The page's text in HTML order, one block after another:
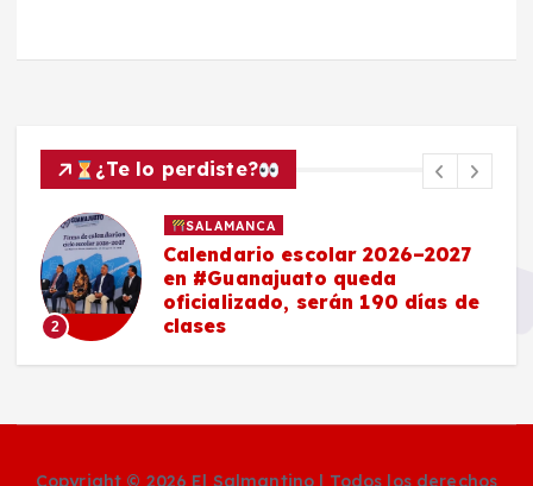
¿Te lo perdiste?
2
SALAMANCA
Calendario escolar 2026–2027
en #Guanajuato queda
oficializado, serán 190 días de
clases
Copyright © 2026 El Salmantino | Todos los derechos